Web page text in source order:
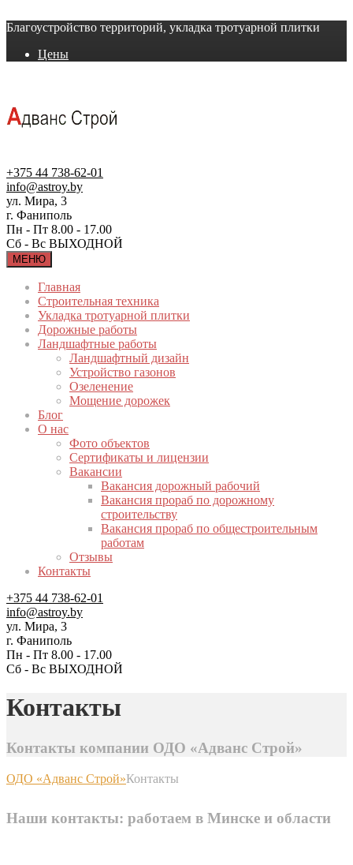
Благоустройство территорий, укладка тротуарной плитки
Цены
+375 44 738-62-01
info@astroy.by
ул. Мира, 3
г. Фаниполь
Пн - Пт 8.00 - 17.00
Сб - Вс ВЫХОДНОЙ
МЕНЮ
Главная
Строительная техника
Укладка тротуарной плитки
Дорожные работы
Ландшафтные работы
Ландшафтный дизайн
Устройство газонов
Озеленение
Мощение дорожек
Блог
О нас
Фото объектов
Сертификаты и лицензии
Вакансии
Вакансия дорожный рабочий
Вакансия прораб по дорожному
строительству
Вакансия прораб по общестроительным
работам
Отзывы
Контакты
+375 44 738-62-01
info@astroy.by
ул. Мира, 3
г. Фаниполь
Пн - Пт 8.00 - 17.00
Сб - Вс ВЫХОДНОЙ
Контакты
Контакты компании ОДО «Адванс Строй»
ОДО «Адванс Строй»Контакты
Наши контакты: работаем в Минске и области